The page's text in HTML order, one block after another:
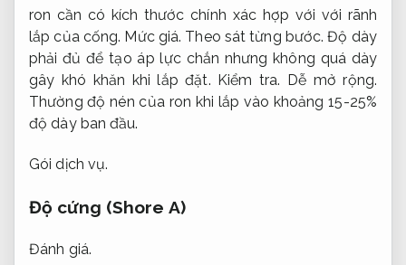
ron cần có kích thước chính xác hợp với với rãnh
lắp của cống. Mức giá. Theo sát từng bước. Độ dày
phải đủ để tạo áp lực chắn nhưng không quá dày
gây khó khăn khi lắp đặt. Kiểm tra. Dễ mở rộng.
Thường độ nén của ron khi lắp vào khoảng 15-25%
độ dày ban đầu.
Gói dịch vụ.
Độ cứng (Shore A)
Đánh giá.